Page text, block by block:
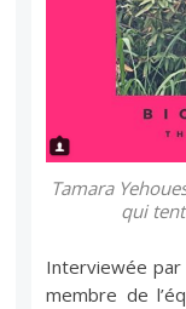
Tamara
qui
Interviewée par
membre de